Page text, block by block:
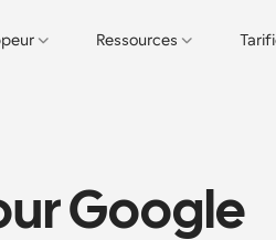
Ressources
Google